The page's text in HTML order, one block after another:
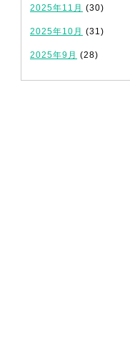
2025年11月 (30)
2025年10月 (31)
2025年9月 (28)